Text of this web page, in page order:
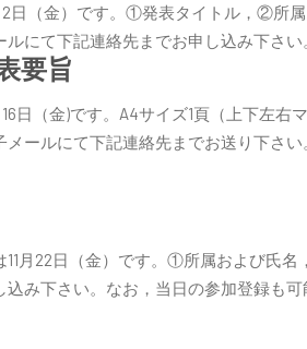
2日（金）です。①発表タイトル，②所
にて下記連絡先までお申し込み下さ
要旨
16日（金)です。A4サイズ1頁（上下左
ールにて下記連絡先までお送り下さ
11月22日（金）です。①所属および氏
み下さい。なお，当日の参加登録も